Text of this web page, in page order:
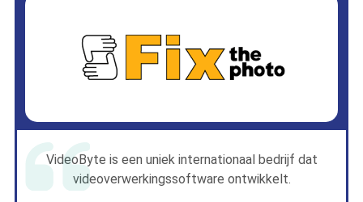
VideoByte is een uniek internationaal bedrijf dat
videoverwerkingssoftware ontwikkelt.